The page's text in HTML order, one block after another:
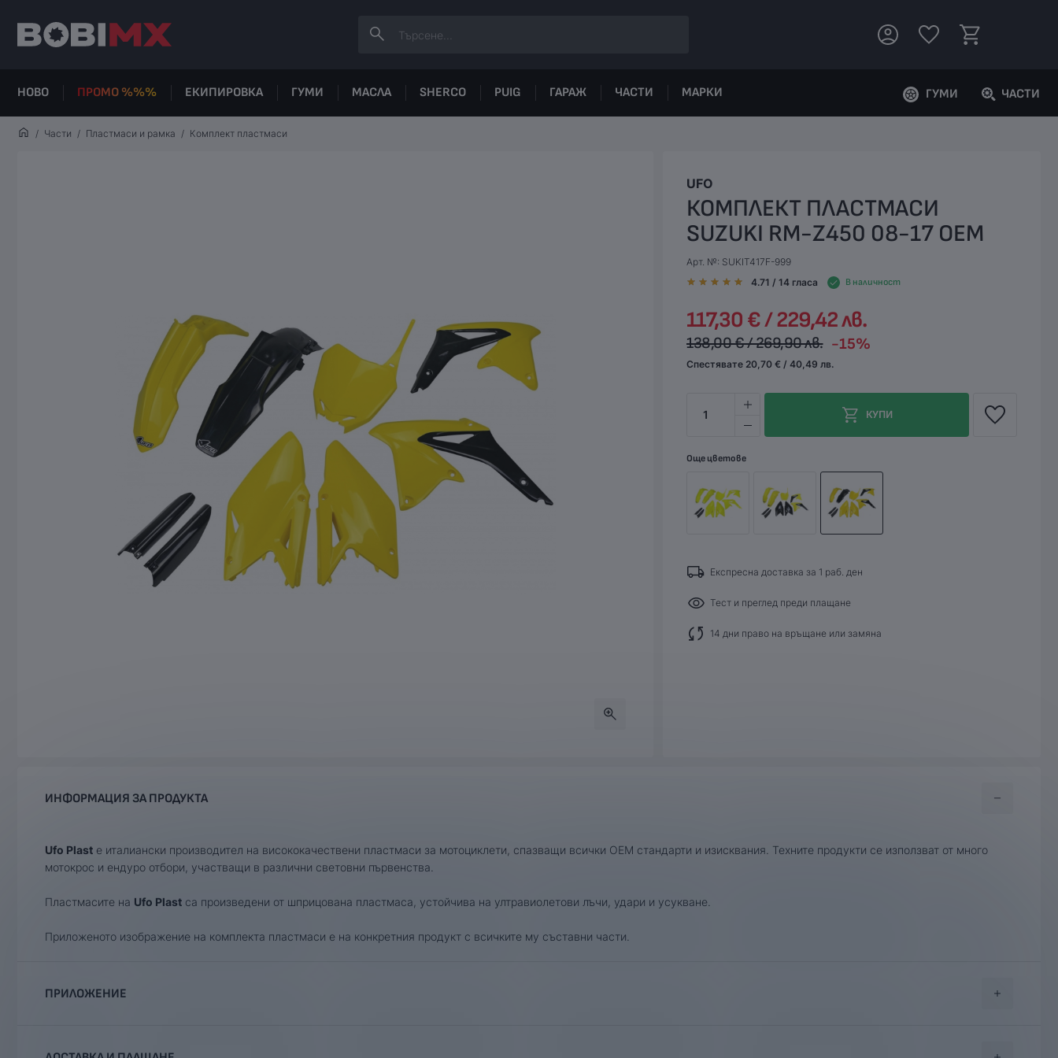
НОВО ПРОМО %%% ЕКИПИРОВКА ГУМИ МАСЛА SHERCO PUIG ГАРАЖ ЧАСТИ МАРКИ ГУМИ ЧАСТИ
Части Пластмаси и рамка Комплект пластмаси
UFO
КОМПЛЕКТ ПЛАСТМАСИ
SUZUKI RM-Z450 08-17 ОЕМ
Арт. №: SUKIT417F-999
4.71 / 14 гласа В наличност
117,30 € / 229,42 лв.
138,00 € / 269,90 лв. -15%
Спестявате 20,70 € / 40,49 лв.
1 КУПИ
Още цветове
Експресна доставка за 1 раб. ден
Тест и преглед преди плащане
14 дни право на връщане или замяна
ИНФОРМАЦИЯ ЗА ПРОДУКТА
Ufo Plast е италиански производител на висококачествени пластмаси за мотоциклети, спазващи всички OEM стандарти и изисквания. Техните продукти се използват от много
мотокрос и ендуро отбори, участващи в различни световни първенства.
Пластмасите на Ufo Plast са произведени от шприцована пластмаса, устойчива на ултравиолетови лъчи, удари и усукване.
Приложеното изображение на комплекта пластмаси е на конкретния продукт с всичките му съставни части.
ПРИЛОЖЕНИЕ
Категория